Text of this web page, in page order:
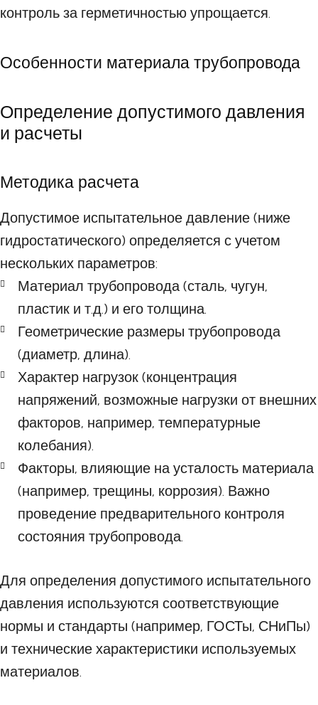
контроль за герметичностью упрощается.
Особенности материала трубопровода
Определение допустимого давления
и расчеты
Методика расчета
Допустимое испытательное давление (ниже
гидростатического) определяется с учетом
нескольких параметров:
Материал трубопровода (сталь, чугун,
пластик и т.д.) и его толщина.
Геометрические размеры трубопровода
(диаметр, длина).
Характер нагрузок (концентрация
напряжений, возможные нагрузки от внешних
факторов, например, температурные
колебания).
Факторы, влияющие на усталость материала
(например, трещины, коррозия). Важно
проведение предварительного контроля
состояния трубопровода.
Для определения допустимого испытательного
давления используются соответствующие
нормы и стандарты (например, ГОСТы, СНиПы)
и технические характеристики используемых
материалов.